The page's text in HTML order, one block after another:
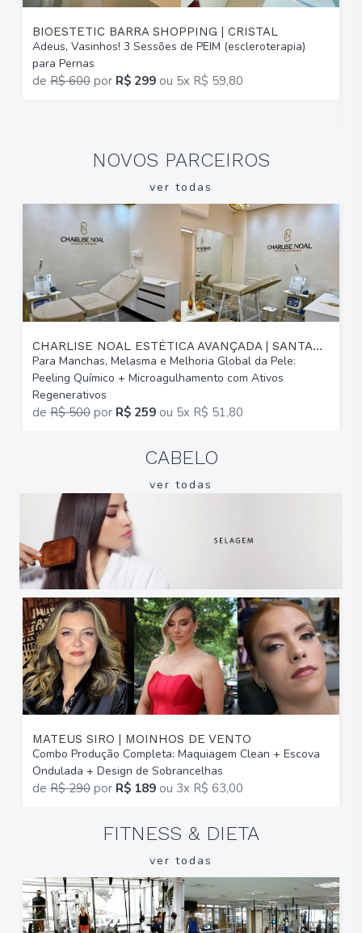
BIOESTETIC BARRA SHOPPING | CRISTAL
Adeus, Vasinhos! 3 Sessões de PEIM (escleroterapia)
para Pernas
de R$ 600 por R$ 299 ou 5x R$ 59,80
NOVOS PARCEIROS
ver todas
CHARLISE NOAL ESTÉTICA AVANÇADA | SANTANA
Para Manchas, Melasma e Melhoria Global da Pele:
Peeling Químico + Microagulhamento com Ativos
Regenerativos
de R$ 500 por R$ 259 ou 5x R$ 51,80
CABELO
ver todas
MATEUS SIRO | MOINHOS DE VENTO
Combo Produção Completa: Maquiagem Clean + Escova
Ondulada + Design de Sobrancelhas
de R$ 290 por R$ 189 ou 3x R$ 63,00
FITNESS & DIETA
ver todas